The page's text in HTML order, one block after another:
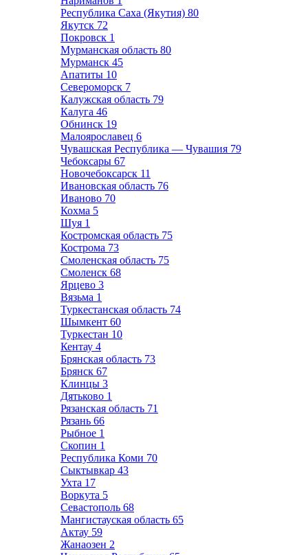
Республика Саха (Якутия) 80
Якутск 72
Покровск 1
Мурманская область 80
Мурманск 45
Апатиты 10
Североморск 7
Калужская область 79
Калуга 46
Обнинск 19
Малоярославец 6
Чувашская Республика — Чувашия 79
Чебоксары 67
Новочебоксарск 11
Ивановская область 76
Иваново 70
Кохма 5
Шуя 1
Костромская область 75
Кострома 73
Смоленская область 75
Смоленск 68
Ярцево 3
Вязьма 1
Туркестанская область 74
Шымкент 60
Туркестан 10
Кентау 4
Брянская область 73
Брянск 67
Клинцы 3
Дятьково 1
Рязанская область 71
Рязань 66
Рыбное 1
Скопин 1
Республика Коми 70
Сыктывкар 43
Ухта 17
Воркута 5
Севастополь 68
Мангистауская область 65
Актау 59
Жанаозен 2